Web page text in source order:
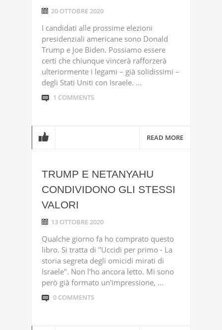
20 OTTOBRE 2020
I candidati alle prossime elezioni
presidenziali americane sono Donald
Trump e Joe Biden. Possiamo essere
certi che chiunque vincerà rafforzerà
ulteriormente i legami – già solidissimi –
degli Stati Uniti con Israele. ...
1 COMMENTS
READ MORE
TRUMP E NETANYAHU
CONDIVIDONO GLI STESSI
VALORI
13 OTTOBRE 2020
Qualche giorno fa ho comprato questo
libro. Si tratta di "Uccidi per primo - La
storia segreta degli omicidi mirati di
Israele". Non l'ho ancora letto. Mi sono
però già formato un'impressione, ...
0 COMMENTS